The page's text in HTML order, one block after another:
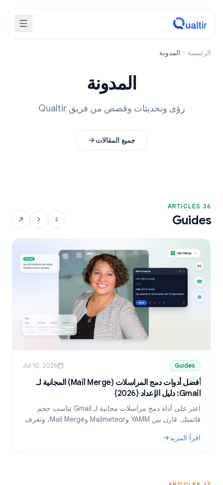
الرئيسية المدونة
المدونة
رؤى وتحديثات وقصص من فريق Qualtir
جميع المقالات
36 ARTICLES
Guides
Guides
Jul 10, 2026
أفضل أدوات دمج المراسلات (Mail Merge) المجانية لـ
Gmail: دليل الإعداد (2026)
اعثر على أداة دمج مراسلات مجانية لـ Gmail تناسب حجم
قائمتك. قارن بين YAMM وMailmeteor وMail Merge، وتعرف
اقرأ المزيد
: أفضل أدوات دمج المراسلات (Mail Merge) المجانية لـ Gmail: دليل الإعداد (2026)